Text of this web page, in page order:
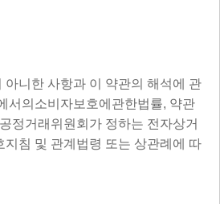
니한 사항과 이 약관의 해석에 관
서의소비자보호에관한법률, 약관
정거래위원회가 정하는 전자상거
지침 및 관계법령 또는 상관례에 따